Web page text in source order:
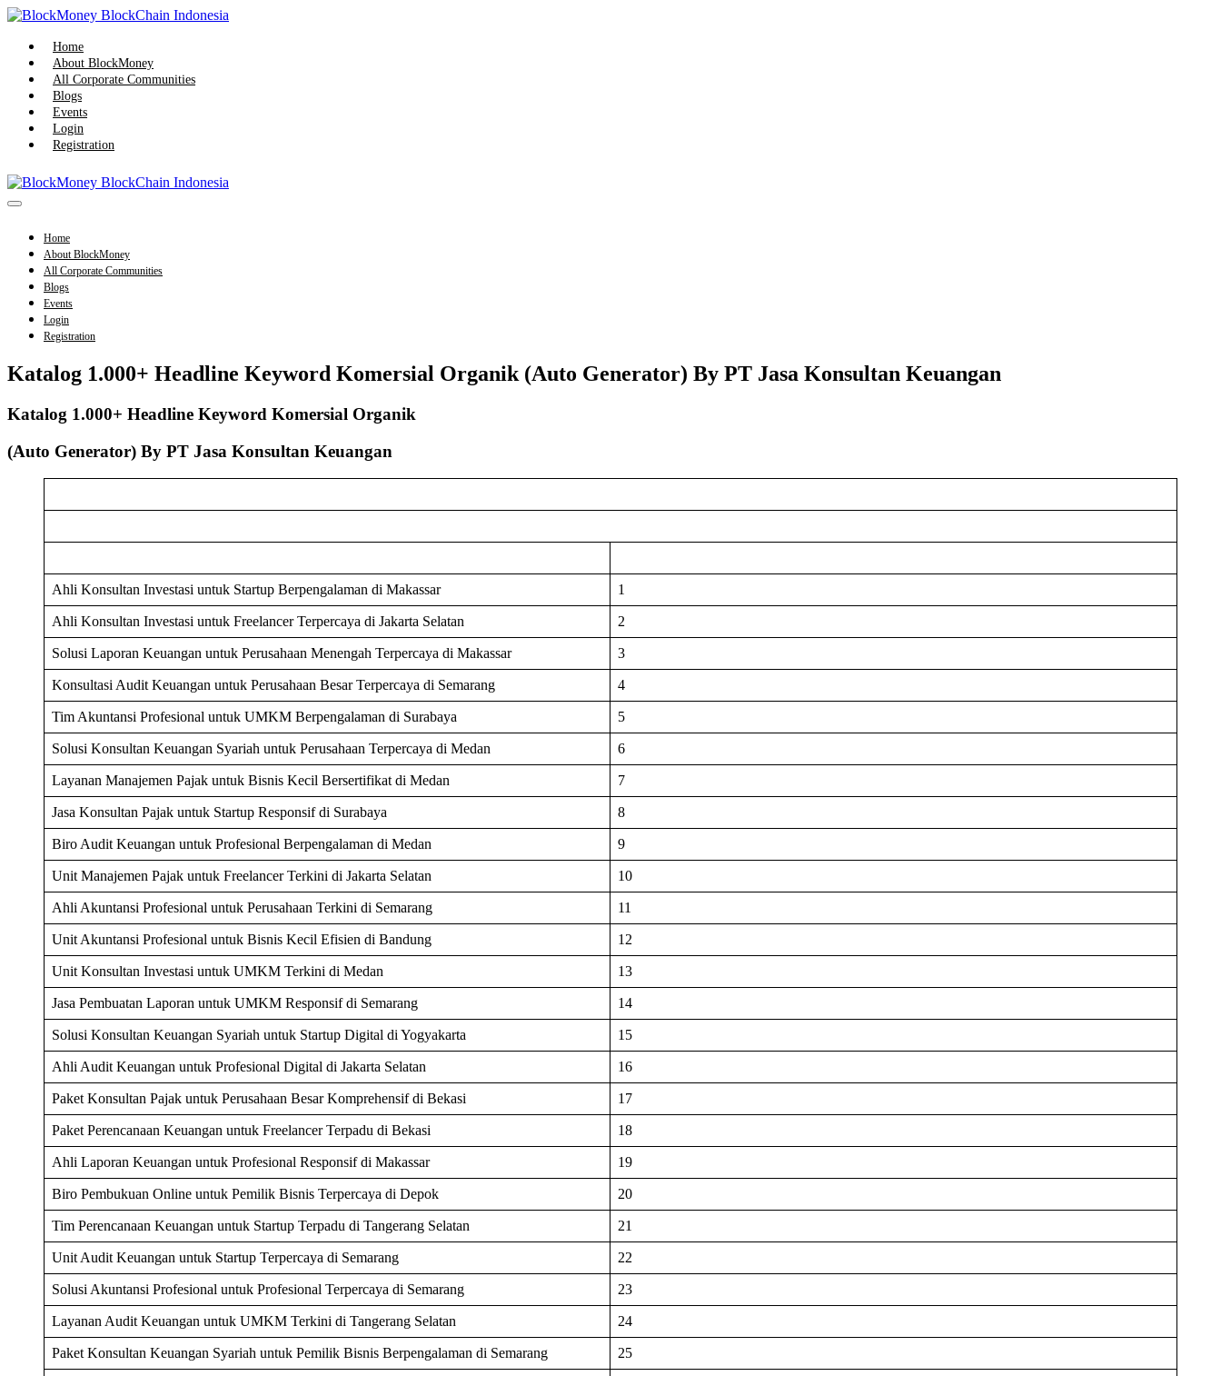
Skip
content
Home
About BlockMoney
All Corporate Communities
Blogs
Events
Login
Registration
Menu
Home
About BlockMoney
All Corporate Communities
Blogs
Events
Login
Registration
Katalog 1.000+ Headline Keyword Komersial Organik (Auto Generator) By PT Jasa Konsultan Keuangan
Katalog 1.000+ Headline Keyword Komersial Organik
(Auto Generator) By PT Jasa Konsultan Keuangan
Ahli Konsultan Investasi untuk Startup Berpengalaman di Makassar 1
Ahli Konsultan Investasi untuk Freelancer Terpercaya di Jakarta Selatan 2
Solusi Laporan Keuangan untuk Perusahaan Menengah Terpercaya di Makassar 3
Konsultasi Audit Keuangan untuk Perusahaan Besar Terpercaya di Semarang 4
Tim Akuntansi Profesional untuk UMKM Berpengalaman di Surabaya 5
Solusi Konsultan Keuangan Syariah untuk Perusahaan Terpercaya di Medan 6
Layanan Manajemen Pajak untuk Bisnis Kecil Bersertifikat di Medan 7
Jasa Konsultan Pajak untuk Startup Responsif di Surabaya 8
Biro Audit Keuangan untuk Profesional Berpengalaman di Medan 9
Unit Manajemen Pajak untuk Freelancer Terkini di Jakarta Selatan 10
Ahli Akuntansi Profesional untuk Perusahaan Terkini di Semarang 11
Unit Akuntansi Profesional untuk Bisnis Kecil Efisien di Bandung 12
Unit Konsultan Investasi untuk UMKM Terkini di Medan 13
Jasa Pembuatan Laporan untuk UMKM Responsif di Semarang 14
Solusi Konsultan Keuangan Syariah untuk Startup Digital di Yogyakarta 15
Ahli Audit Keuangan untuk Profesional Digital di Jakarta Selatan 16
Paket Konsultan Pajak untuk Perusahaan Besar Komprehensif di Bekasi 17
Paket Perencanaan Keuangan untuk Freelancer Terpadu di Bekasi 18
Ahli Laporan Keuangan untuk Profesional Responsif di Makassar 19
Biro Pembukuan Online untuk Pemilik Bisnis Terpercaya di Depok 20
Tim Perencanaan Keuangan untuk Startup Terpadu di Tangerang Selatan 21
Unit Audit Keuangan untuk Startup Terpercaya di Semarang 22
Solusi Akuntansi Profesional untuk Profesional Terpercaya di Semarang 23
Layanan Audit Keuangan untuk UMKM Terkini di Tangerang Selatan 24
Paket Konsultan Keuangan Syariah untuk Pemilik Bisnis Berpengalaman di Semarang 25